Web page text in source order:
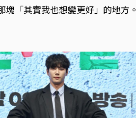
「其實我也想變更好」的地方。